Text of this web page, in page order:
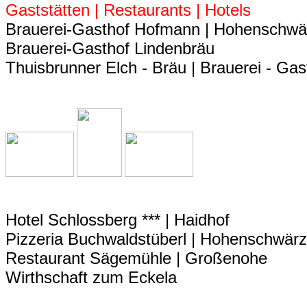
Gaststätten | Restaurants | Hotels
Brauerei-Gasthof Hofmann |
Brauerei-Gasthof Lindenbräu
Thuisbrunner Elch - Bräu | Brauerei -
Hotel Schlossberg *** | Haidhof
Pizzeria Buchwaldstüberl | Hohenschwärz
Restaurant Sägemühle | Großenohe
Wirthschaft zum Eckela